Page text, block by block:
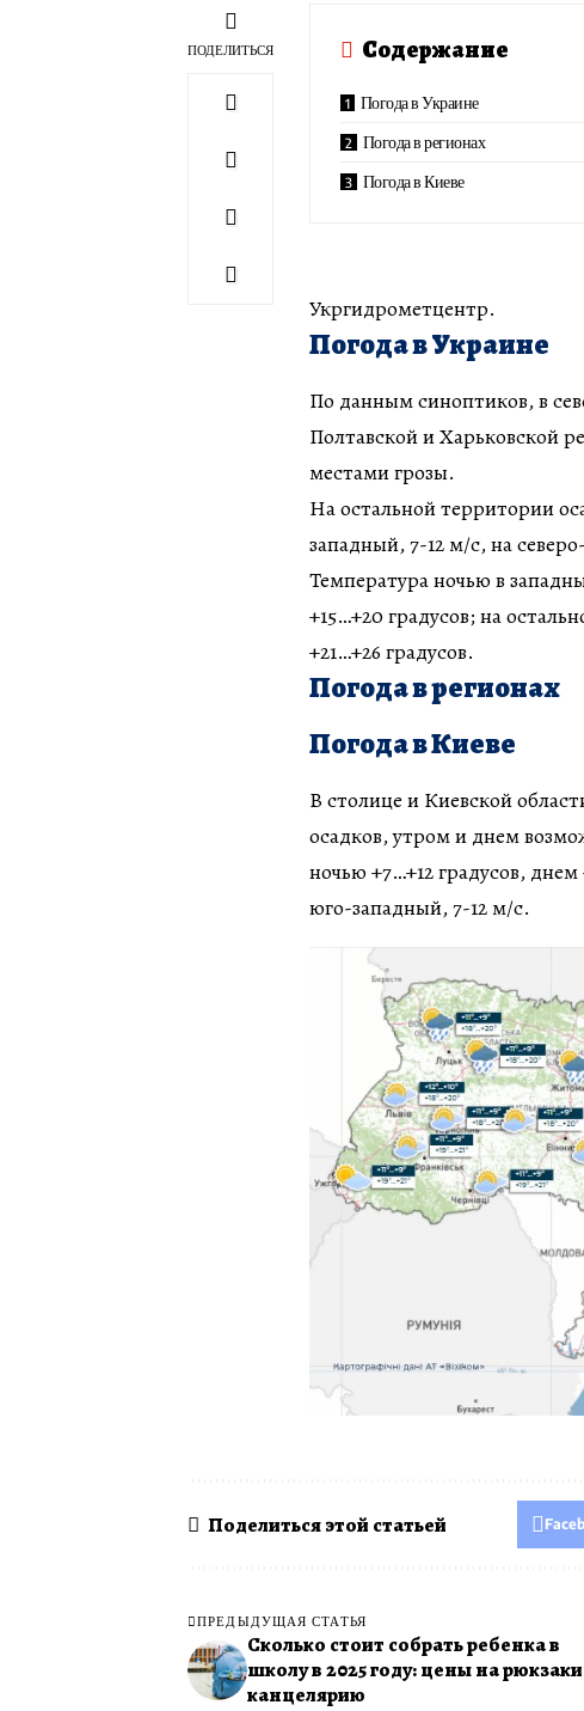
ПОДЕЛИТЬСЯ Содержание
Погода в Украине
Погода в регионах
Погода в Киеве
Укргидрометцентр.
Погода в Украине
По данным синоптиков, в
Полтавской и Харьковской
местами грозы.
На остальной территории
западный, 7-12 м/с, на
Температура ночью в
+15…+20 градусов; на
+21…+26 градусов.
Погода в регионах
Погода в Киеве
В столице и Киевской
осадков, утром и днем
ночью +7…+12 градусов,
юго-западный, 7-12 м/с.
Поделиться этой статьей
ПРЕДЫДУЩАЯ СТАТЬЯ
Сколько стоит собрать ребенка в
школу в 2025 году: цены на
канцелярию